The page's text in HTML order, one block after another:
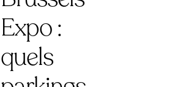
Expo :
quels